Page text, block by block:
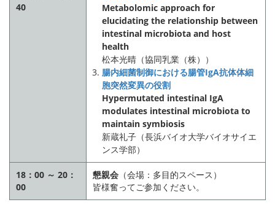
40
Metabolomic approach for
elucidating the relationship between
intestinal microbiota and host
health
松本光晴（協同乳業（株））
腸内細菌制御における腸管IgA抗体体細
胞突然変異の役割
Hypermutated intestinal IgA
modulates intestinal microbiota to
maintain symbiosis
新蔵礼子（長浜バイオ大学バイオサイエ
ンス学部）
18：00 ～ 20：
00
懇親会 （会場：多目的スペース）
皆様奮ってご参加ください。